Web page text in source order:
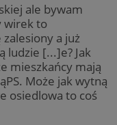
ale bywam
wirek to
a już
ludzie [...]e? Jak
mieszkańcy mają
Może jak wytną
osiedlowa to coś